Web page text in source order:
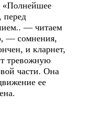
«Полнейшее
перед
— читаем
— сомнения,
и кларнет,
тревожную
части. Она
ее